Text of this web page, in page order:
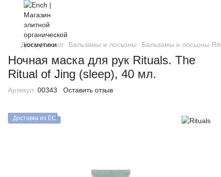
Для рук и ног Бальзамы и лосьоны Бальзамы и лосьоны
Ночная маска для рук Rituals. The
Ritual of Jing (sleep), 40 мл.
Артикул: 00343 Оставить отзыв
Доставка из ЕС